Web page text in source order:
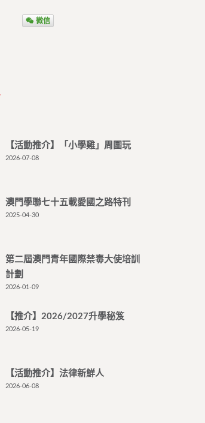
微信
【活動推介】「小學雞」周圍玩
2026-07-08
澳門學聯七十五載愛國之路特刊
2025-04-30
第二屆澳門青年國際禁毒大使培訓
計劃
2026-01-09
【推介】2026/2027升學秘笈
2026-05-19
【活動推介】法律新鮮人
2026-06-08